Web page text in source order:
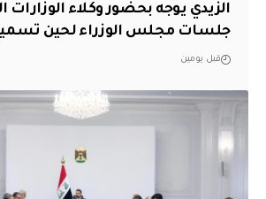
الزيدي يوجه بحضور وكلاء الوزارات
جلسات مجلس الوزراء لحين
قبل يومين